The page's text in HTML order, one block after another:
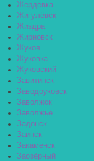
Жердевка
Жигулёвск
Жиздра
Жирновск
Жуков
Жуковка
Жуковский
Завитинск
Заводоуковск
Заволжск
Заволжье
Задонск
Заинск
Закаменск
Заозёрный